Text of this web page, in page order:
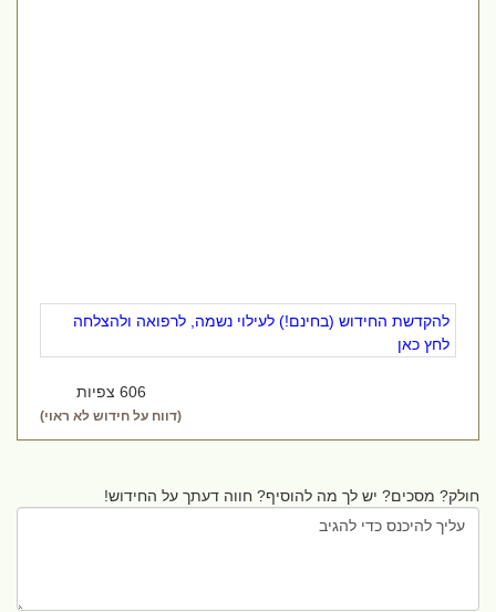
להקדשת החידוש (בחינם!) לעילוי נשמה, לרפואה ולהצלחה
לחץ כאן
606 צפיות
(דווח על חידוש לא ראוי)
חולק? מסכים? יש לך מה להוסיף? חווה דעתך על החידוש!